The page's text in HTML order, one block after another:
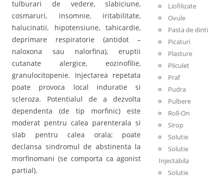
tulburari de vedere, slabiciune,
cosmaruri, insomnie, iritabilitate,
halucinatii, hipotensiune, tahicardie,
deprimare respiratorie (antidot –
naloxona sau nalorfina), eruptii
cutanate alergice, eozinofilie,
granulocitopenie. Injectarea repetata
poate provoca local induratie si
scleroza. Potentialul de a dezvolta
dependenta (de tip morfinic) este
moderat pentru calea parenterala si
slab pentru calea orala; poate
declansa sindromul de abstinenta la
morfinomani (se comporta ca agonist
partial).
Liofilizate
Ovule
Pasta de dinti
Picaturi
Plasture
Pliculet
Praf
Pudra
Pulbere
Roll-On
Sirop
Solutie
Solutie
Injectabila
Solutie